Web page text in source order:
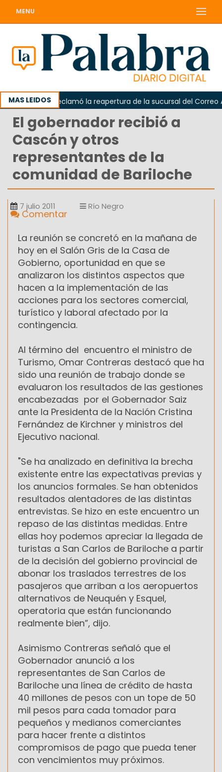
MENU
MAS LEIDOS
Odarda reclamó la reapertura de la sucursal del Correo
El gobernador recibió a
Cascón y otros
representantes de la
comunidad de Bariloche
7 julio 2011 Río Negro
Comentar
La reunión se concretó en la mañana de
hoy en el Salón Gris de la Casa de
Gobierno, oportunidad en que se
analizaron los distintos aspectos que
hacen a la implementación de las
acciones para los sectores comercial,
turístico y laboral afectado por la
contingencia.
Al término del encuentro el ministro de
Turismo, Omar Contreras destacó que ha
sido una reunión de trabajo donde se
evaluaron los resultados de las gestiones
encabezadas por el Gobernador Saiz
ante la Presidenta de la Nación Cristina
Fernández de Kirchner y ministros del
Ejecutivo nacional.
"Se ha analizado en definitiva la brecha
existente entre las expectativas previas y
los anuncios formales. Se han obtenidos
resultados alentadores de las distintas
entrevistas. Se hizo en este encuentro un
repaso de las distintas medidas. Entre
ellas hoy podemos apreciar la llegada de
turistas a San Carlos de Bariloche a partir
de la decisión del gobierno provincial de
abonar los traslados terrestres de los
pasajeros que arriban a los aeropuertos
alternativos de Neuquén y Esquel,
operatoria que están funcionando
realmente bien”, dijo.
Asimismo Contreras señaló que el
Gobernador anunció a los
representantes de San Carlos de
Bariloche una línea de crédito de hasta
40 millones de pesos con un tope de 50
mil pesos para cada tomador para
pequeños y medianos comerciantes
para hacer frente a distintos
compromisos de pago que pueda tener
con vencimientos muy próximos.